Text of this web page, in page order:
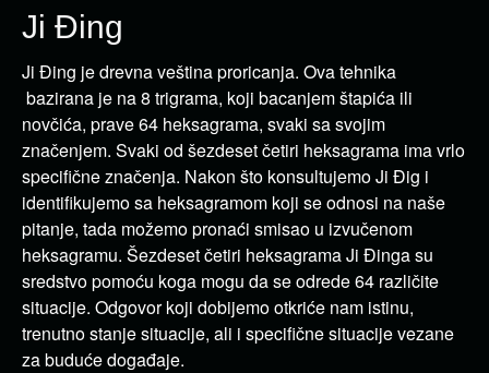
Ji Đing
Ji Đing je drevna veština proricanja. Ova tehnika
bazirana je na 8 trigrama, koji bacanjem štapića ili
novčića, prave 64 heksagrama, svaki sa svojim
značenjem. Svaki od šezdeset četiri heksagrama ima vrlo
specifične značenja. Nakon što konsultujemo Ji Đig i
identifikujemo sa heksagramom koji se odnosi na naše
pitanje, tada možemo pronaći smisao u izvučenom
heksagramu. Šezdeset četiri heksagrama Ji Đinga su
sredstvo pomoću koga mogu da se odrede 64 različite
situacije. Odgovor koji dobijemo otkriće nam istinu,
trenutno stanje situacije, ali i specifične situacije vezane
za buduće događaje.